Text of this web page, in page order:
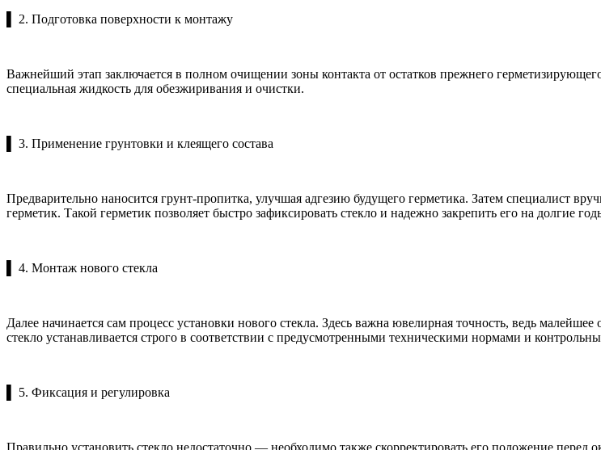
▌ 2. Подготовка поверхности к монтажу
Важнейший этап заключается в полном очищении зоны контакта от остатков прежнего
специальная жидкость для обезжиривания и очистки.
▌ 3. Применение грунтовки и клеящего состава
Предварительно наносится грунт-пропитка, улучшая адгезию будущего герметика. Затем специалист
герметик. Такой герметик позволяет быстро зафиксировать стекло и надежно закрепить его на долгие
▌ 4. Монтаж нового стекла
Далее начинается сам процесс установки нового стекла. Здесь важна ювелирная точность, ведь
стекло устанавливается строго в соответствии с предусмотренными техническими нормами и
▌ 5. Фиксация и регулировка